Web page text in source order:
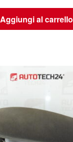
Aggiungi al carrello